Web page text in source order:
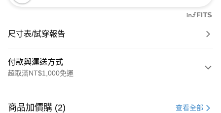
尺寸表/試穿報告
付款與運送方式
超取滿NT$1,000免運
信用卡一次付款
商品加價購 (2) 查看全部